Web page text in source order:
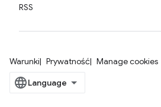
RSS
Warunki Prywatność Manage cookies